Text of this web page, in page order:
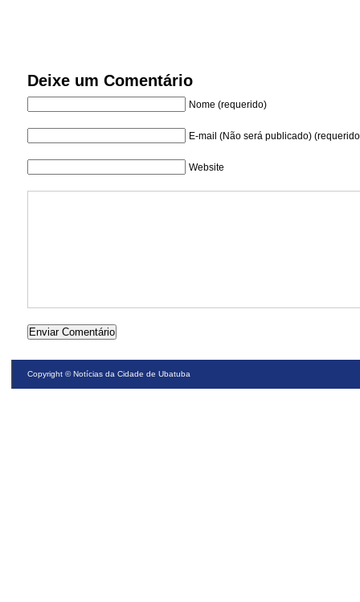
Deixe um Comentário
Nome (requerido)
E-mail (Não será publicado)
Website
Copyright ©Notícias da Cidade de Ubatuba